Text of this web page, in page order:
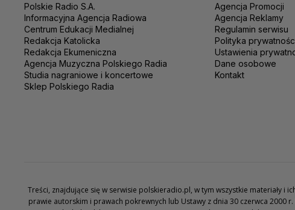
Polskie Radio S.A.
Informacyjna Agencja Radiowa
Centrum Edukacji Medialnej
Redakcja Katolicka
Redakcja Ekumeniczna
Agencja Muzyczna Polskiego Radia
Studia nagraniowe i koncertowe
Sklep Polskiego Radia
Agencja Promocji
Agencja Reklamy
Regulamin serwisu
Polityka
Ustawienia
Dane osobowe
Kontakt
Treści, znajdujące się w serwisie polskieradio.pl, w tym wszystkie materiały
prawie autorskim i prawach pokrewnych lub Ustawy z dnia 30 czerwca 2000